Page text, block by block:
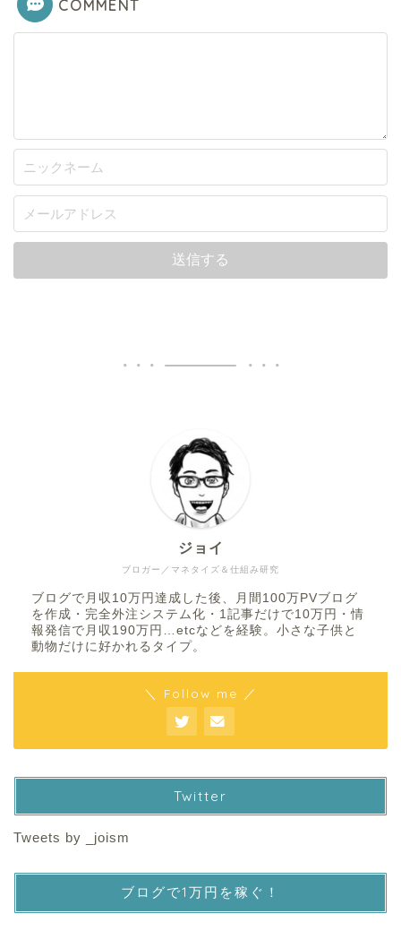
COMMENT
ブロガー／マネタイズ＆仕組み研究
ジョイ
ブログで月収10万円達成した後、月間100万PVブログ
を作成・完全外注システム化・1記事だけで10万円・情
報発信で月収190万円…etcなどを経験。小さな子供と
動物だけに好かれるタイプ。
＼ Follow me ／
Twitter
Tweets by _joism
ブログで1万円を稼ぐ！